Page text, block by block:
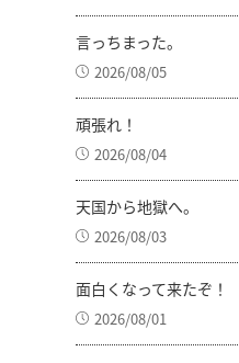
言っちまった。
2026/08/05
頑張れ！
2026/08/04
天国から地獄へ。
2026/08/03
面白くなって来たぞ！
2026/08/01